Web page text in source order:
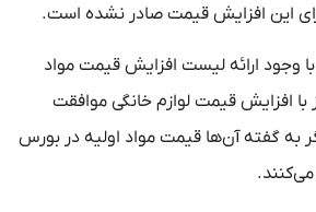
این افزایش قیمت صادر نشده است.
وجود ارائه لیست افزایش قیمت مواد
افزایش قیمت لوازم خانگی موافقت
به گفته آن‌ها قیمت مواد اولیه در بورس
می‌کنند.